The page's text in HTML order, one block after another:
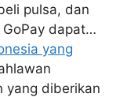
pulsa, dan
GoPay dapat…
yang
yang diberikan